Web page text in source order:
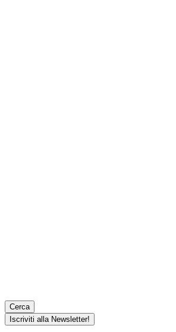
Cerca
Iscriviti alla Newsletter!